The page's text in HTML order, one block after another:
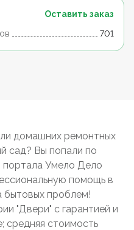
Оставить заказ
701
домашних ремонтных
сад? Вы попали по
Умело Дело
помощь в
бытовых проблем!
"Двери" с гарантией и
средняя стоимость